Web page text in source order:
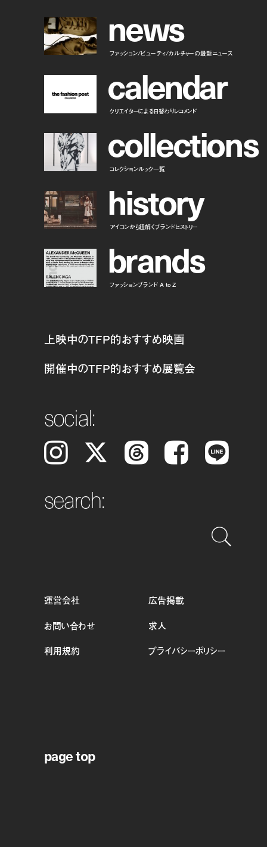
news
ファッション/ビューティ/カルチャーの最新ニュース
calendar
クリエイターによる日替わりレコメンド
collections
コレクションルック一覧
history
アイコンから紐解くブランドヒストリー
brands
ファッションブランド A to Z
上映中のTFP的おすすめ映画
開催中のTFP的おすすめ展覧会
social:
Instagram 𝕏 Threads Facebook LINE
search:
運営会社
広告掲載
お問い合わせ
求人
利用規約
プライバシーポリシー
page top